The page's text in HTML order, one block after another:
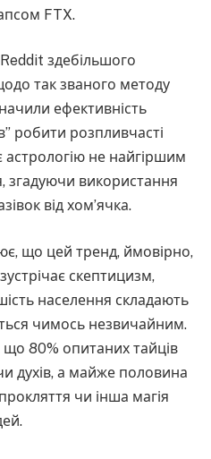
FTX.
здебільшого
так званого методу
ефективність
робити розпливчасті
астрологію не найгіршим
згадуючи використання
від хом’ячка.
що цей тренд, ймовірно,
скептицизм,
населення складають
чимось незвичайним.
80% опитаних тайців
духів, а майже половина
чи інша магія